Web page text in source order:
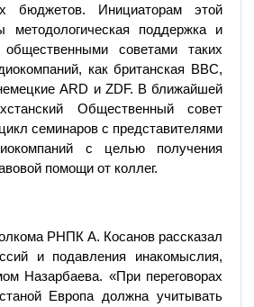
бюджетов. Инициаторам этой
методологическая поддержка и
советами таких
как британская BBC,
ARD и ZDF. В ближайшей
Общественный совет
семинаров с представителями
с целью получения
помощи от коллег.
РНПК А. Косанов рассказал
и подавления инакомыслия,
Назарбаева. «При переговорах
Европа должна учитывать